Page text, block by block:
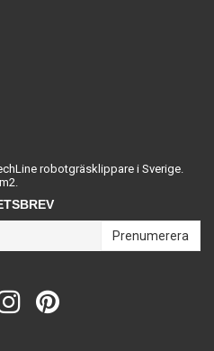
robotgräsklippare i Sverige.
Prenumerera